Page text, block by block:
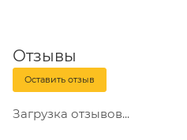
Отзывы
Оставить отзыв
Загрузка отзывов...